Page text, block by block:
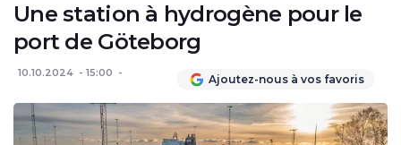
Une station à hydrogène pour le
port de Göteborg
10.10.2024 15:00 Ajoutez-nous à vos favoris